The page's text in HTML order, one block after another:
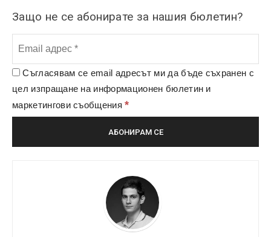
Защо не се абонирате за нашия бюлетин?
Съгласявам се email адресът ми да бъде съхранен с
цел изпращане на информационен бюлетин и
маркетингови съобщения*